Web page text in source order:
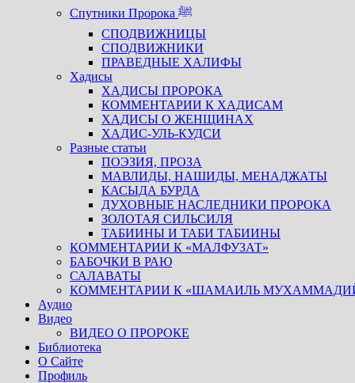
Спутники Пророка ﷺ
СПОДВИЖНИЦЫ
СПОДВИЖНИКИ
ПРАВЕДНЫЕ ХАЛИФЫ
Хадисы
ХАДИСЫ ПРОРОКА
КОММЕНТАРИИ К ХАДИСАМ
ХАДИСЫ О ЖЕНЩИНАХ
ХАДИС-УЛЬ-КУДСИ
Разные статьи
ПОЭЗИЯ, ПРОЗА
МАВЛИДЫ, НАШИДЫ, МЕНАДЖАТЫ
КАСЫДА БУРДА
ДУХОВНЫЕ НАСЛЕДНИКИ ПРОРОКА
ЗОЛОТАЯ СИЛЬСИЛЯ
ТАБИИНЫ И ТАБИ ТАБИИНЫ
КОММЕНТАРИИ К «МАЛФУЗАТ»
БАБОЧКИ В РАЮ
САЛАВАТЫ
КОММЕНТАРИИ К «ШАМАИЛЬ
Аудио
Видео
ВИДЕО О ПРОРОКЕ
Библиотека
О Сайте
Профиль